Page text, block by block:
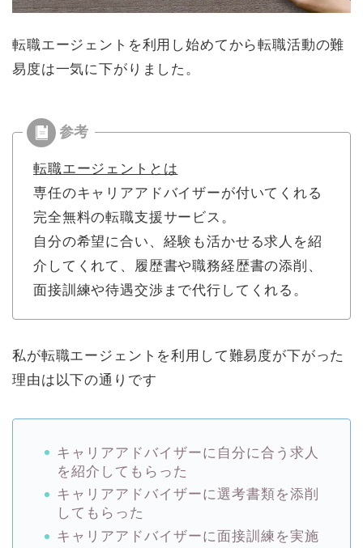
転職エージェントを利用し始めてから転職活動の難
易度は一気に下がりました。
転職エージェントとは
専任のキャリアアドバイザーが付いてくれる
完全無料の転職支援サービス。
自分の希望に合い、経験も活かせる求人を紹
介してくれて、履歴書や職務経歴書の添削、
面接訓練や待遇交渉まで代行してくれる。
私が転職エージェントを利用して難易度が下がった
理由は以下の通りです
キャリアアドバイザーに自分に合う求人
を紹介してもらった
キャリアアドバイザーに選考書類を添削
してもらった
キャリアアドバイザーに面接訓練を実施